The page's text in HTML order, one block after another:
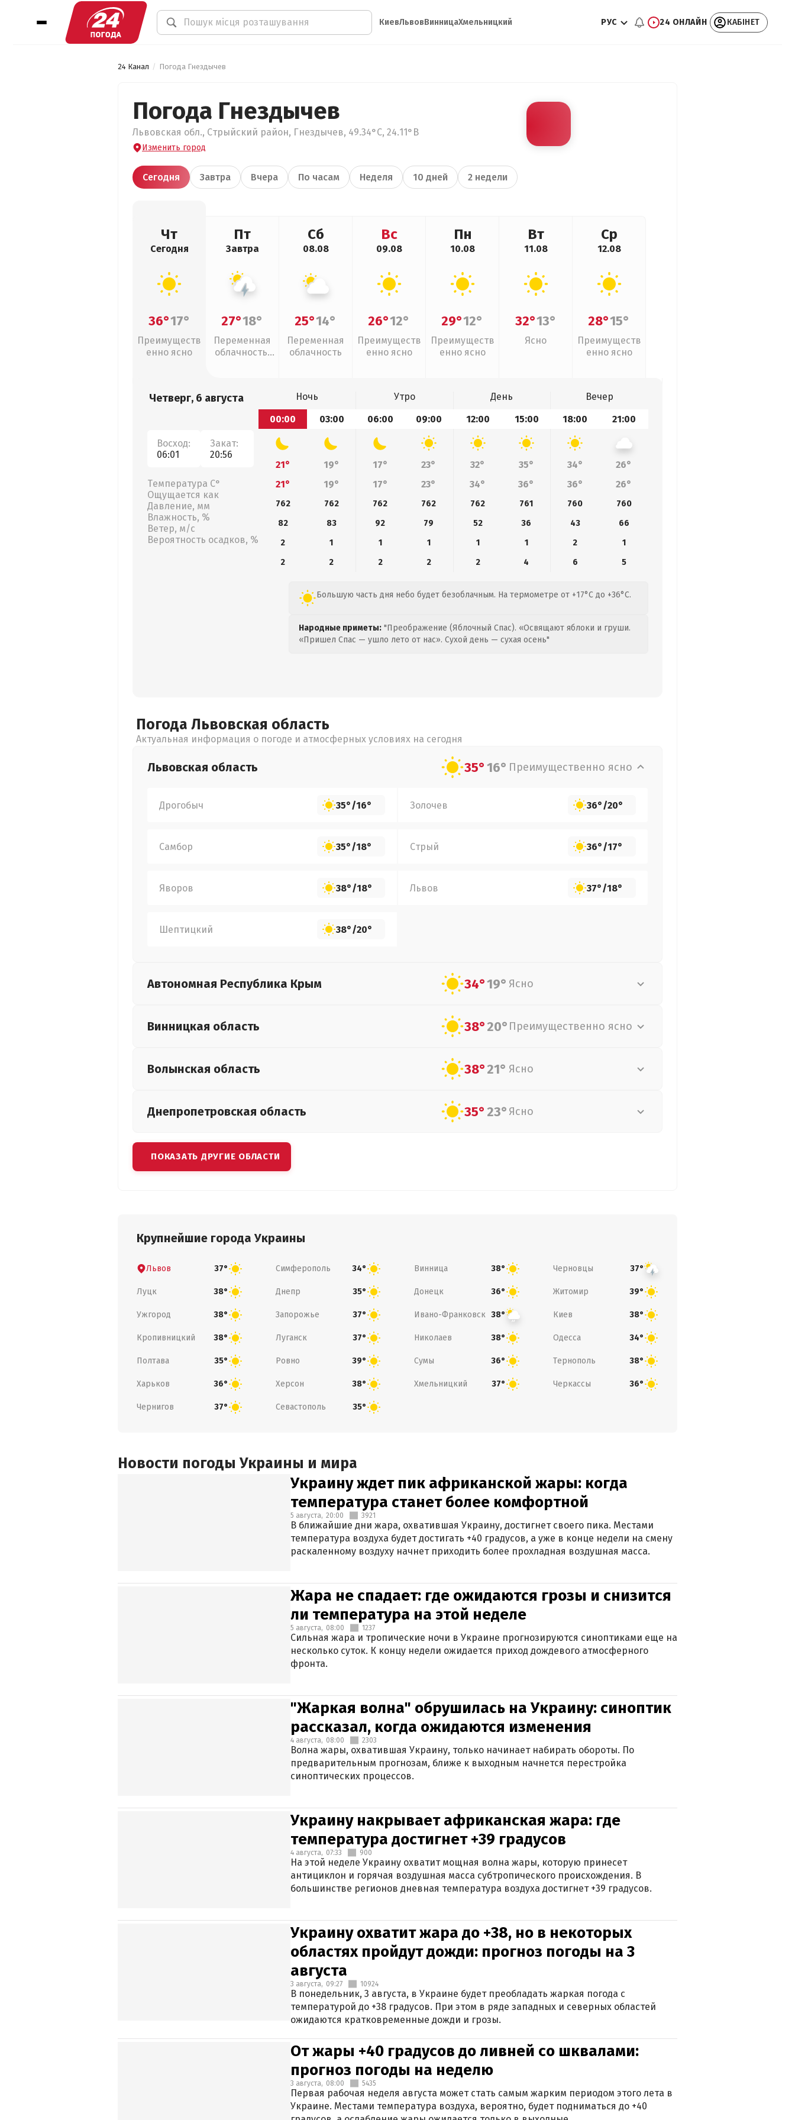
КиевЛьвовВинницаХмельницкий РУС 24 ОНЛАЙН КАБІНЕТ
24 Канал Погода Гнездычев
Погода Гнездычев
Львовская обл., Стрыйский район, Гнездычев, 49.34°С, 24.11°В
Изменить город
Сегодня Завтра Вчера По часам Неделя 10 дней 2 недели
Чт
Сегодня
36°17°
Преимуществ
енно ясно
Пт
Завтра
27°18°
Переменная
облачность,
Сб
08.08
25°14°
Переменная
облачность
Вс
09.08
26°12°
Преимуществ
енно ясно
Пн
10.08
29°12°
Преимуществ
енно ясно
Вт
11.08
32°13°
Ясно
Ср
12.08
28°15°
Преимуществ
енно ясно
Четверг, 6 августа
Восход:
06:01
Закат:
20:56
Температура С°
Ощущается как
Давление, мм
Влажность, %
Ветер, м/с
Вероятность осадков, %
Ночь Утро День
Вечер
00:00
03:00 06:00 09:00 12:00 15:00 18:00 21:00
21° 19° 17° 23° 32° 35° 34°
26°
21°
19° 17° 23° 34° 36° 36° 26°
762 762 762 762 762 761 760
760
82
83 92 79 52 36 43
66
2
1 1 1 1 1 2
1
2
2 2 2 2 4 6 5
Большую часть дня небо будет безоблачным. На термометре от +17°C до +36°C.
Народные приметы: "Преображение (Яблочный Спас). «Освящают яблоки и груши.
«Пришел Спас — ушло лето от нас». Сухой день — сухая осень"
Погода Львовская область
Актуальная информация о погоде и атмосферных условиях на сегодня
Львовская область 35°16° Преимущественно ясно
Дрогобыч 35°/16° Золочев 36°/20°
Самбор 35°/18° Стрый 36°/17°
Яворов 38°/18° Львов 37°/18°
Шептицкий 38°/20°
Автономная Республика Крым 34°19° Ясно
Винницкая область 38°20° Преимущественно ясно
Волынская область 38°21° Ясно
Днепропетровская область 35°23° Ясно
ПОКАЗАТЬ ДРУГИЕ ОБЛАСТИ
Крупнейшие города Украины
Львов 37° Симферополь 34° Винница 38° Черновцы 37°
Луцк 38° Днепр 35° Донецк 36° Житомир 39°
Ужгород 38° Запорожье 37° Ивано-Франковск 38° Киев 38°
Кропивницкий 38° Луганск 37° Николаев 38° Одесса 34°
Полтава 35° Ровно 39° Сумы 36° Тернополь 38°
Харьков 36° Херсон 38° Хмельницкий 37° Черкассы 36°
Чернигов 37° Севастополь 35°
Новости погоды Украины и мира
Украину ждет пик африканской жары: когда
температура станет более комфортной
5 августа, 20:00 3921
В ближайшие дни жара, охватившая Украину, достигнет своего пика. Местами
температура воздуха будет достигать +40 градусов, а уже в конце недели на смену
раскаленному воздуху начнет приходить более прохладная воздушная масса.
Жара не спадает: где ожидаются грозы и снизится
ли температура на этой неделе
5 августа, 08:00 1237
Сильная жара и тропические ночи в Украине прогнозируются синоптиками еще на
несколько суток. К концу недели ожидается приход дождевого атмосферного
фронта.
"Жаркая волна" обрушилась на Украину: синоптик
рассказал, когда ожидаются изменения
4 августа, 08:00 2303
Волна жары, охватившая Украину, только начинает набирать обороты. По
предварительным прогнозам, ближе к выходным начнется перестройка
синоптических процессов.
Украину накрывает африканская жара: где
температура достигнет +39 градусов
4 августа, 07:33 900
На этой неделе Украину охватит мощная волна жары, которую принесет
антициклон и горячая воздушная масса субтропического происхождения. В
большинстве регионов дневная температура воздуха достигнет +39 градусов.
Украину охватит жара до +38, но в некоторых
областях пройдут дожди: прогноз погоды на 3
августа
3 августа, 09:27 10924
В понедельник, 3 августа, в Украине будет преобладать жаркая погода с
температурой до +38 градусов. При этом в ряде западных и северных областей
ожидаются кратковременные дожди и грозы.
От жары +40 градусов до ливней со шквалами:
прогноз погоды на неделю
3 августа, 08:00 5435
Первая рабочая неделя августа может стать самым жарким периодом этого лета в
Украине. Местами температура воздуха, вероятно, будет подниматься до +40